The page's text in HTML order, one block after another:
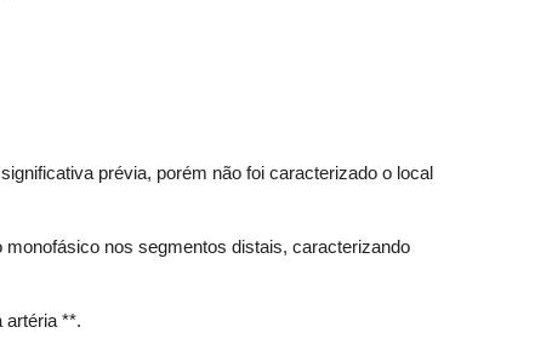
prévia, porém não foi caracterizado o local
nos segmentos distais, caracterizando
artéria **.